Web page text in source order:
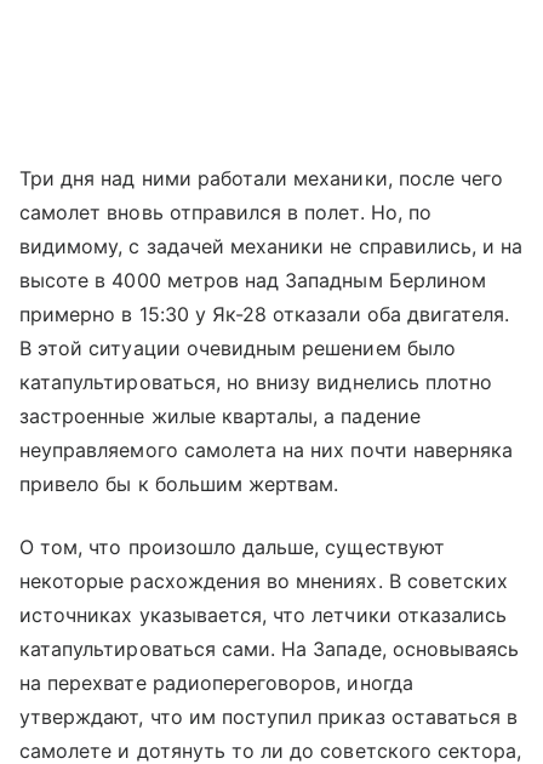
Три дня над ними работали механики, после чего
самолет вновь отправился в полет. Но, по
видимому, с задачей механики не справились, и на
высоте в 4000 метров над Западным Берлином
примерно в 15:30 у Як-28 отказали оба двигателя.
В этой ситуации очевидным решением было
катапультироваться, но внизу виднелись плотно
застроенные жилые кварталы, а падение
неуправляемого самолета на них почти наверняка
привело бы к большим жертвам.
О том, что произошло дальше, существуют
некоторые расхождения во мнениях. В советских
источниках указывается, что летчики отказались
катапультироваться сами. На Западе, основываясь
на перехвате радиопереговоров, иногда
утверждают, что им поступил приказ оставаться в
самолете и дотянуть то ли до советского сектора,